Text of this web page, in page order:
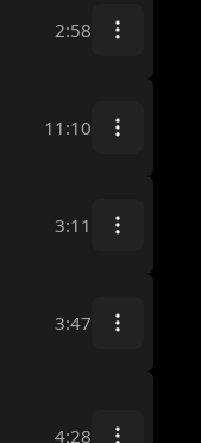
2:58
11:10
3:11
3:47
4:28